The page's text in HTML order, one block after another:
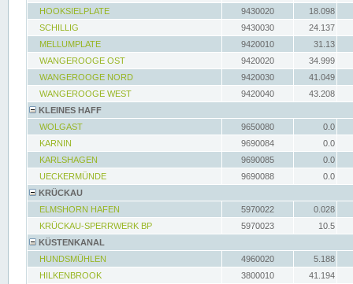
HOOKSIELPLATE
9430020
18.098
SCHILLIG
9430030
24.137
MELLUMPLATE
9420010
31.13
WANGEROOGE OST
9420020
34.999
WANGEROOGE NORD
9420030
41.049
WANGEROOGE WEST
9420040
43.208
KLEINES HAFF
WOLGAST
9650080
0.0
KARNIN
9690084
0.0
KARLSHAGEN
9690085
0.0
UECKERMÜNDE
9690088
0.0
KRÜCKAU
ELMSHORN HAFEN
5970022
0.028
KRÜCKAU-SPERRWERK BP
5970023
10.5
KÜSTENKANAL
HUNDSMÜHLEN
4960020
5.188
HILKENBROOK
3800010
41.194